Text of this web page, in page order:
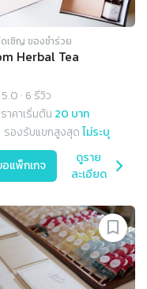
เชิญ​ ของชำร่วย
Herbal Tea
5.0 · 6 รีวิว
ราคาเริ่มต้น 20 บาท
รองรับแขกสูงสุดไม่ระบุ
อแพ็กเกจ
ดูราย
ละเอียด